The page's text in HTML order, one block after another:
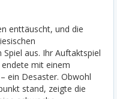
enttäuscht, und die
aus. Ihr Auftaktspiel
mit einem
ein Desaster. Obwohl
stand, zeigte die